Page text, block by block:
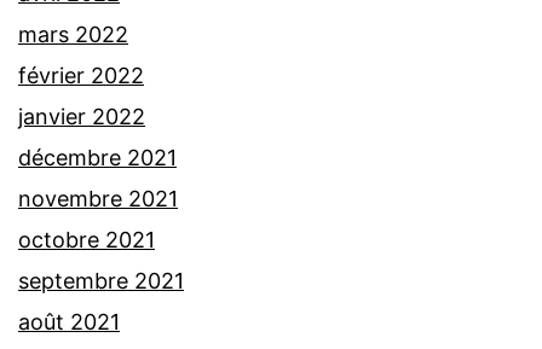
mars 2022
février 2022
janvier 2022
décembre 2021
novembre 2021
octobre 2021
septembre 2021
août 2021